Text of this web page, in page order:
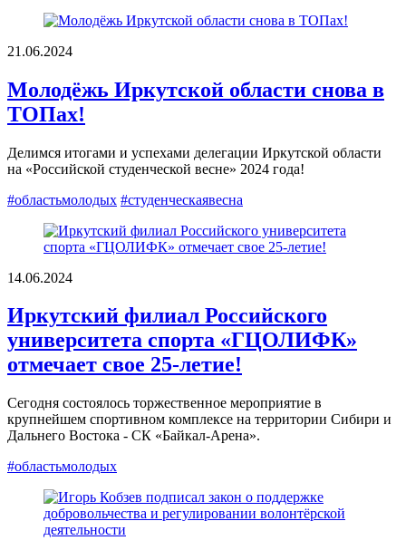
21.06.2024
Молодёжь Иркутской области снова в
ТОПах!
Делимся итогами и успехами делегации Иркутской области
на «Российской студенческой весне» 2024 года!
#областьмолодых #студенческаявесна
14.06.2024
Иркутский филиал Российского
университета спорта «ГЦОЛИФК»
отмечает свое 25-летие!
Сегодня состоялось торжественное мероприятие в
крупнейшем спортивном комплексе на территории Сибири и
Дальнего Востока - СК «Байкал-Арена».
#областьмолодых